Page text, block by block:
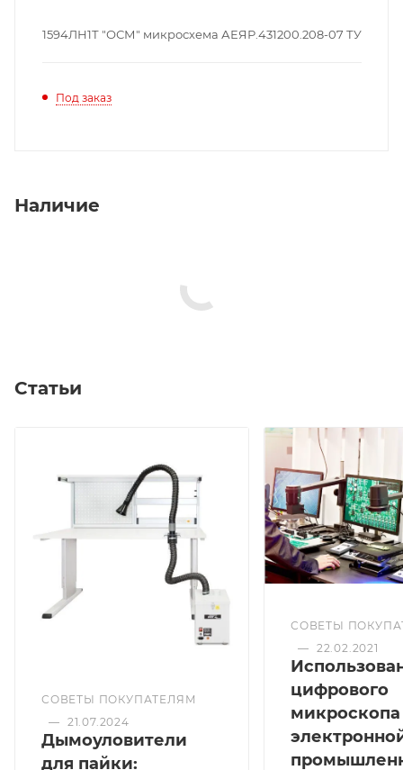
1594ЛН1Т "ОСМ" микросхема АЕЯР.431200.208-07 ТУ
Под заказ
Наличие
Статьи
СОВЕТЫ ПОКУПАТЕЛЯМ
— 21.07.2024
Дымоуловители
для пайки:
СОВЕТЫ
— 22.02.2021
цифрового
микроскопа